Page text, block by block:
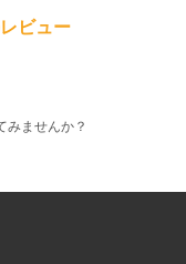
ビュー
みませんか？